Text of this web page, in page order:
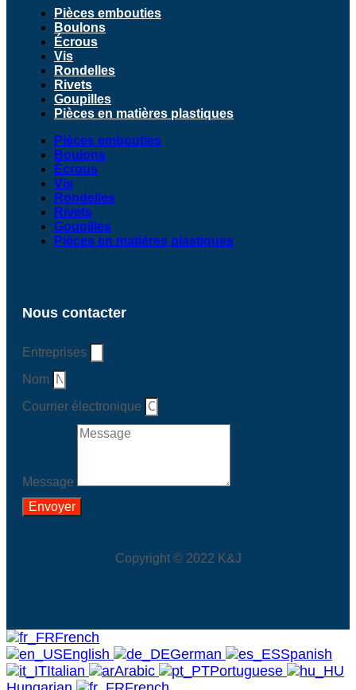
Pièces embouties
Boulons
Écrous
Vis
Rondelles
Rivets
Goupilles
Pièces en matières plastiques
Pièces embouties
Boulons
Écrous
Vis
Rondelles
Rivets
Goupilles
Pièces en matières plastiques
Nous contacter
Entreprises
Nom
Courrier électronique
Message
Envoyer
Copyright © 2022 K&J
French
English
German
Spanish
Italian
Arabic
Portuguese